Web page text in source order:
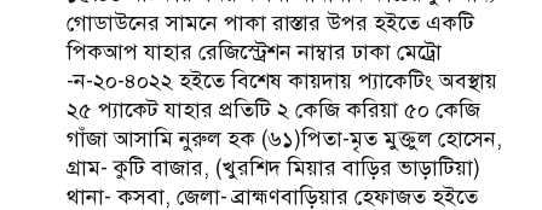
গোডাউনের সামনে পাকা রাস্তার উপর হইতে একটি
পিকআপ যাহার রেজিস্ট্রেশন নাম্বার ঢাকা মেট্রো
-ন-২০-৪০২২ হইতে বিশেষ কায়দায় প্যাকেটিং অবস্থায়
২৫ প্যাকেট যাহার প্রতিটি ২ কেজি করিয়া ৫০ কেজি
গাঁজা আসামি নুরুল হক (৬১)পিতা-মৃত মুক্তুল হোসেন,
গ্রাম- কুটি বাজার, (খুরশিদ মিয়ার বাড়ির ভাড়াটিয়া)
থানা- কসবা, জেলা- ব্রাহ্মণবাড়িয়ার হেফাজত হইতে